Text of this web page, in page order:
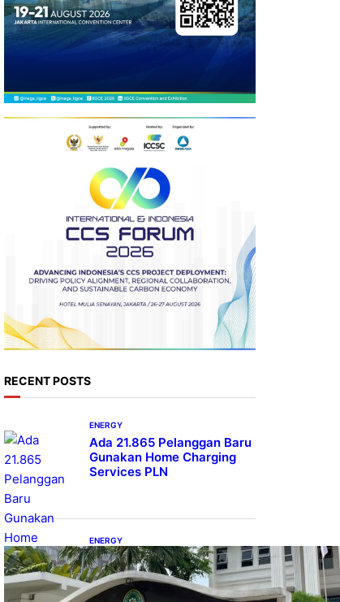
RECENT POSTS
ENERGY
Ada 21.865 Pelanggan Baru
Gunakan Home Charging
Services PLN
ENERGY
Koalisi Bersihkan Indonesia
Ajukan Banding atas
Putusan Gugatan RUPTL